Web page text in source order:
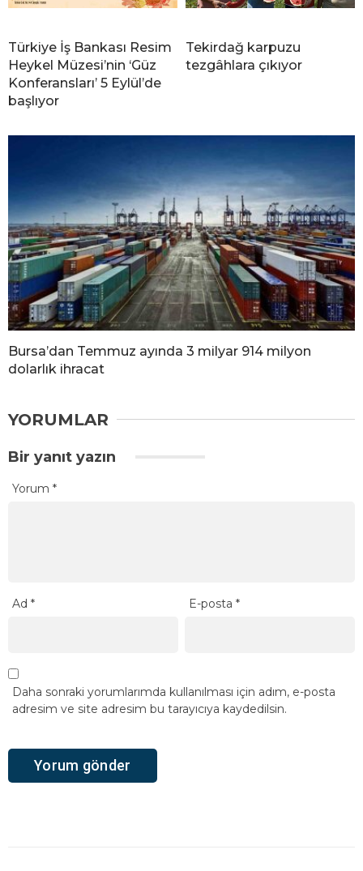
Türkiye İş Bankası Resim
Heykel Müzesi’nin ‘Güz
Konferansları’ 5 Eylül’de
başlıyor
Tekirdağ karpuzu
tezgâhlara çıkıyor
Bursa’dan Temmuz ayında 3 milyar 914 milyon
dolarlık ihracat
YORUMLAR
Bir yanıt yazın
Yorum *
Ad * E-posta*
Daha sonraki yorumlarımda kullanılması için adım, e-posta
adresim ve site adresim bu tarayıcıya kaydedilsin.